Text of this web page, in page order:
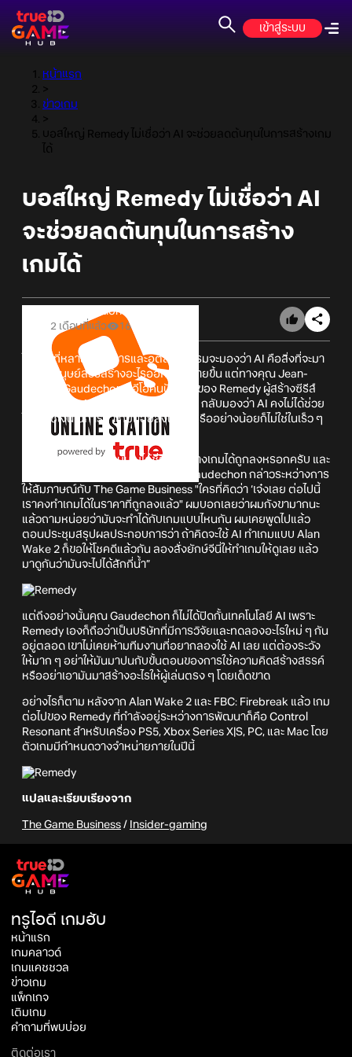
เข้าสู่ระบบ
หน้าแรก
>
ข่าวเกม
>
บอสใหญ่ Remedy ไม่เชื่อว่า AI จะช่วยลดต้นทุนในการสร้างเกม
ได้
บอสใหญ่ Remedy ไม่เชื่อว่า AI
จะช่วยลดต้นทุนในการสร้าง
เกมได้
Online Station
2 เดือนที่แล้ว
16
ในขณะที่หลาย ๆ วงการและอุตสาหกรรมจะมองว่า AI คือสิ่งที่จะมา
ช่วยให้มนุษย์สรรสร้างอะไรออกมาได้ง่ายขึ้น แต่ทางคุณ Jean-
Charles Gaudechon ซีอีโอคนปัจจุบันของ Remedy ผู้สร้างซีรีส์
Max Payne, Alan Wake, และ Control กลับมองว่า AI คงไม่ได้ช่วย
ให้เราใช้เงินในการทำเกมน้อยลงแน่ ๆ หรืออย่างน้อยก็ไม่ใช่ในเร็ว ๆ
"จุดยืนของผมคือ AI มันไม่ได้ช่วยให้สร้างเกมได้ถูกลงหรอกครับ และ
คงไม่ช่วยไปอีกนานเลยด้วยซ้ำ" คุณ Gaudechon กล่าวระหว่างการ
ให้สัมภาษณ์กับ The Game Business "ใครที่คิดว่า ‘เจ๋งเลย ต่อไปนี้
เราคงทำเกมได้ในราคาที่ถูกลงแล้ว" ผมบอกเลยว่าผมกังขามากนะ
แล้วถามหน่อยว่ามันจะทำได้กับเกมแบบไหนกัน ผมเคยพูดไปแล้ว
ตอนประชุมสรุปผลประกอบการว่า ถ้าคิดจะใช้ AI ทำเกมแบบ Alan
Wake 2 ก็ขอให้โชคดีแล้วกัน ลองสั่งยักษ์จีนี่ให้ทำเกมให้ดูเลย แล้ว
มาดูกันว่ามันจะไปได้สักกี่น้ำ”
แต่ถึงอย่างนั้นคุณ Gaudechon ก็ไม่ได้ปิดกั้นเทคโนโลยี AI เพราะ
Remedy เองก็ถือว่าเป็นบริษัทที่มีการวิจัยและทดลองอะไรใหม่ ๆ กัน
อยู่ตลอด เขาไม่เคยห้ามทีมงานที่อยากลองใช้ AI เลย แต่ต้องระวัง
ให้มาก ๆ อย่าให้มันมาปนกับขั้นตอนของการใช้ความคิดสร้างสรรค์
หรืออย่าเอามันมาสร้างอะไรให้ผู้เล่นตรง ๆ โดยเด็ดขาด
อย่างไรก็ตาม หลังจาก Alan Wake 2 และ FBC: Firebreak แล้ว เกม
ต่อไปของ Remedy ที่กำลังอยู่ระหว่างการพัฒนาก็คือ Control
Resonant สำหรับเครื่อง PS5, Xbox Series X|S, PC, และ Mac โดย
ตัวเกมมีกำหนดวางจำหน่ายภายในปีนี้
แปลและเรียบเรียงจาก
The Game Business / Insider-gaming
ทรูไอดี เกมฮับ
หน้าแรก
เกมคลาวด์
เกมแคชชวล
ข่าวเกม
แพ็กเกจ
เติมเกม
คำถามที่พบบ่อย
ติดต่อเรา